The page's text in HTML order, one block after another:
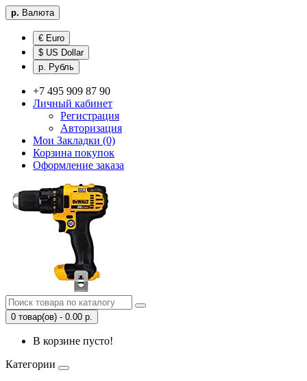
р. Валюта
€ Euro
$ US Dollar
р. Рубль
+7 495 909 87 90
Личный кабинет
Регистрация
Авторизация
Мои Закладки (0)
Корзина покупок
Оформление заказа
0 товар(ов) - 0.00 р.
В корзине пусто!
Категории